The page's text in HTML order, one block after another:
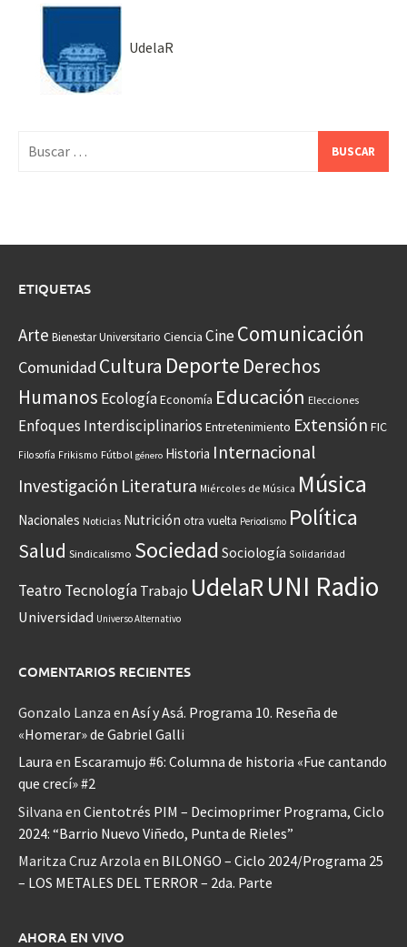
UdelaR
ETIQUETAS
Arte Bienestar Universitario Ciencia CineComunicación
Comunidad Cultura Deporte Derechos
Humanos EcologíaEconomía Educación Elecciones
Enfoques Interdisciplinarios Entretenimiento Extensión FIC
Filosofía Frikismo Fútbol género Historia Internacional
Investigación Literatura Miércoles de Música Música
Nacionales Noticias Nutrición otra vuelta Periodismo Política
Salud Sindicalismo Sociedad Sociología Solidaridad
Teatro Tecnología Trabajo UdelaR UNI Radio
Universidad Universo Alternativo
COMENTARIOS RECIENTES
Gonzalo Lanza en Así y Asá. Programa 10. Reseña de
«Homerar» de Gabriel Galli
Laura en Escaramujo #6: Columna de historia «Fue cantando
que crecí» #2
Silvana en Cientotrés PIM – Decimoprimer Programa, Ciclo
2024: “Barrio Nuevo Viñedo, Punta de Rieles”
Maritza Cruz Arzola en BILONGO – Ciclo 2024/Programa 25
– LOS METALES DEL TERROR – 2da. Parte
AHORA EN VIVO